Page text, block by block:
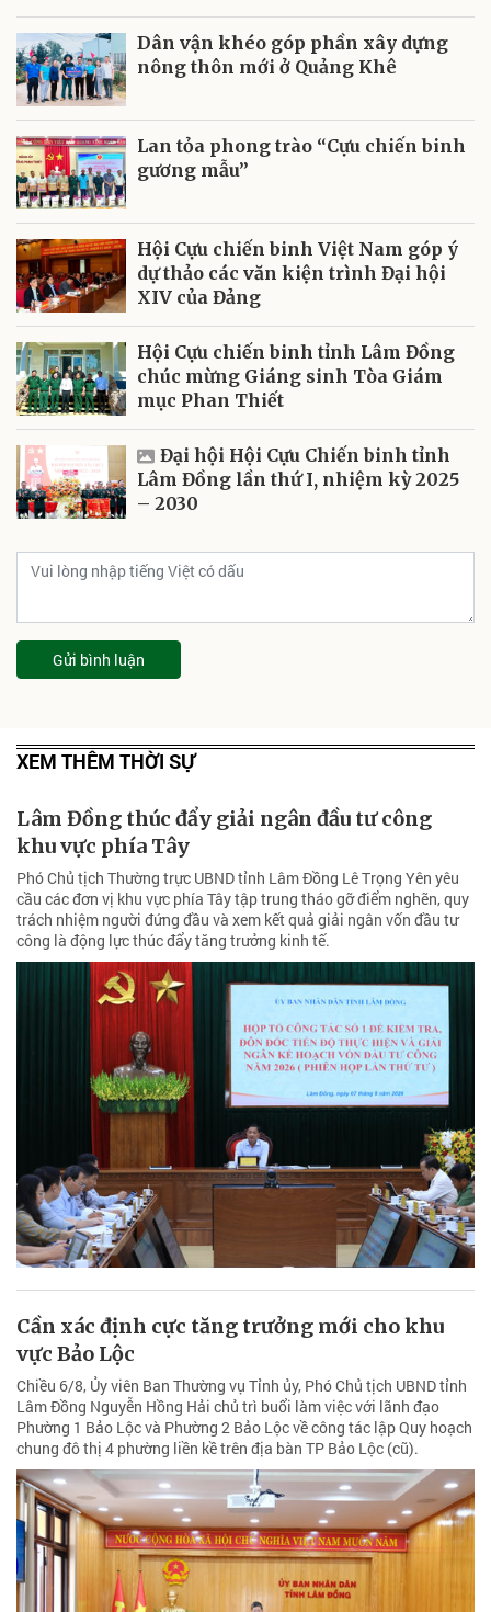
Dân vận khéo góp phần xây dựng
nông thôn mới ở Quảng Khê
Lan tỏa phong trào “Cựu chiến binh
gương mẫu”
Hội Cựu chiến binh Việt Nam góp ý
dự thảo các văn kiện trình Đại hội
XIV của Đảng
Hội Cựu chiến binh tỉnh Lâm Đồng
chúc mừng Giáng sinh Tòa Giám
mục Phan Thiết
Đại hội Hội Cựu Chiến binh tỉnh
Lâm Đồng lần thứ I, nhiệm kỳ 2025
– 2030
Gửi bình luận
XEM THÊM THỜI SỰ
Lâm Đồng thúc đẩy giải ngân đầu tư công
khu vực phía Tây
Phó Chủ tịch Thường trực UBND tỉnh Lâm Đồng Lê Trọng Yên yêu
cầu các đơn vị khu vực phía Tây tập trung tháo gỡ điểm nghẽn, quy
trách nhiệm người đứng đầu và xem kết quả giải ngân vốn đầu tư
công là động lực thúc đẩy tăng trưởng kinh tế.
Cần xác định cực tăng trưởng mới cho khu
vực Bảo Lộc
Chiều 6/8, Ủy viên Ban Thường vụ Tỉnh ủy, Phó Chủ tịch UBND tỉnh
Lâm Đồng Nguyễn Hồng Hải chủ trì buổi làm việc với lãnh đạo
Phường 1 Bảo Lộc và Phường 2 Bảo Lộc về công tác lập Quy hoạch
chung đô thị 4 phường liền kề trên địa bàn TP Bảo Lộc (cũ).